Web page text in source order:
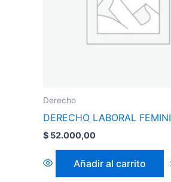
Derecho
DERECHO LABORAL
$ 52.000,00
Añadir al carrito